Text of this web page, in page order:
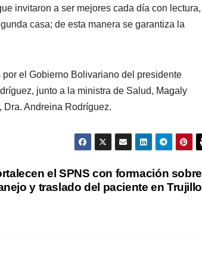
invitaron a ser mejores cada día con lectura,
casa; de esta manera se garantiza la
el Gobierno Bolivariano del presidente
junto a la ministra de Salud, Magaly
Andreina Rodríguez.
el SPNS con formación sobre
y traslado del paciente en Trujillo